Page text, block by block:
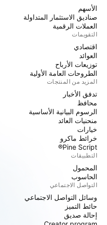
الأسهم
صناديق الاستثمار المتداولة
العملات الرقمية
التقويمات
اقتصادي
العوائد
توزيعات الأرباح
الطروحات العامة الأولية
المزيد من المنتجات
تدفق الأخبار
محافظ
الرسوم البيانية الأساسية
منحنيات العائد
خيارات
خرائط ماكرو
Pine Script®
التطبيقات
المحمول
الحاسوب
التواصل الاجتماعي
وسائل التواصل الاجتماعي
حائط التميز
إحالة صديق